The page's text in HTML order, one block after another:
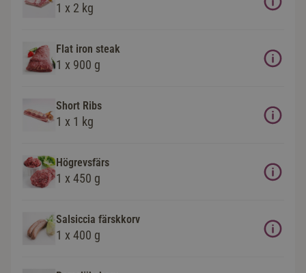
1 x 2 kg
Flat iron steak
1 x 900 g
Short Ribs
1 x 1 kg
Högrevsfärs
1 x 450 g
Salsiccia färskkorv
1 x 400 g